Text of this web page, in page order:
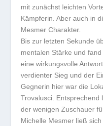
mit zunächst leichten
Kämpferin. Aber auch in
Mesmer Charakter.
Bis zur letzten Sekunde
mentalen Stärke und
eine wirkungsvolle
verdienter Sieg und der
Gegnerin hier war die
Trovalusci. Entsprechend
der wenigen Zuschauer
Michelle Mesmer ließ